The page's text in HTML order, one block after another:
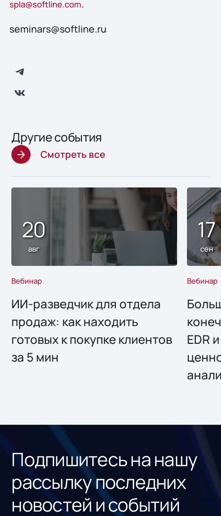
spla@softline.com.
seminars@softline.ru
Другие события
Смотреть все
20
авг
Вебинар
ИИ-разведчик для отдела
продаж: как находить
готовых к покупке клиентов
за 5 мин
17
сен
Вебинар
EDR
Подпишитесь на нашу
рассылку последних
новостей и событий